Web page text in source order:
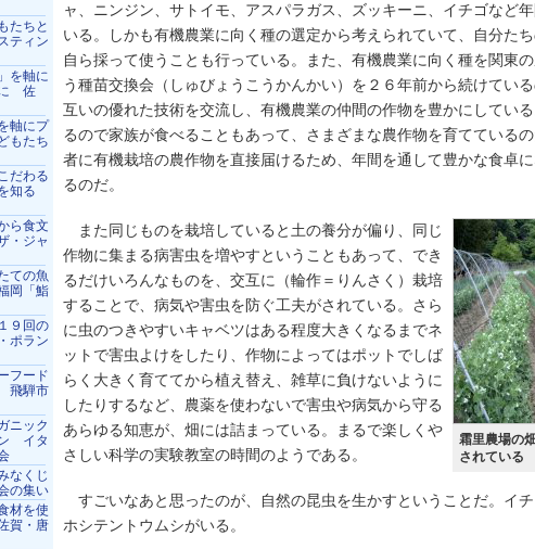
たちと
ティン
を軸に
に 佐
軸にプ
もたち
だわる
知る
ら食文
・ジャ
ての魚
岡「鮨
９回の
ポラン
フード
飛騨市
ニック
イタ
なくじ
の集い
材を使
賀・唐
ャ、ニンジン、サトイモ、アスパラガス、ズッキーニ、イチゴなど
いる。しかも有機農業に向く種の選定から考えられていて、自分た
自ら採って使うことも行っている。また、有機農業に向く種を関東
う種苗交換会（しゅびょうこうかんかい）を２６年前から続けてい
互いの優れた技術を交流し、有機農業の仲間の作物を豊かにしてい
るので家族が食べることもあって、さまざまな農作物を育てている
者に有機栽培の農作物を直接届けるため、年間を通して豊かな食卓
るのだ。
霜里農場の
されている
また同じものを栽培していると土の養分が偏り、同じ
作物に集まる病害虫を増やすということもあって、でき
るだけいろんなものを、交互に（輪作＝りんさく）栽培
することで、病気や害虫を防ぐ工夫がされている。さら
に虫のつきやすいキャベツはある程度大きくなるまでネ
ットで害虫よけをしたり、作物によってはポットでしば
らく大きく育ててから植え替え、雑草に負けないように
したりするなど、農薬を使わないで害虫や病気から守る
あらゆる知恵が、畑には詰まっている。まるで楽しくや
さしい科学の実験教室の時間のようである。
すごいなあと思ったのが、自然の昆虫を生かすということだ。イ
ホシテントウムシがいる。